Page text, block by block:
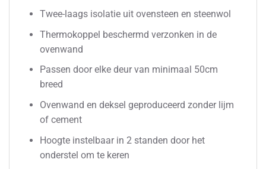
Twee-laags isolatie uit ovensteen en steenwol
Thermokoppel beschermd verzonken in de
ovenwand
Passen door elke deur van minimaal 50cm
breed
Ovenwand en deksel geproduceerd zonder lijm
of cement
Hoogte instelbaar in 2 standen door het
onderstel om te keren